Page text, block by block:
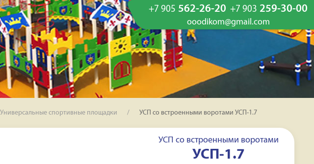
+7 905 562-26-20 +7 903 259-30-00
ooodikom@gmail.com
Универсальные спортивные площадки УСП со встроенными воротами УСП-1.7
УСП со встроенными воротами
УСП-1.7